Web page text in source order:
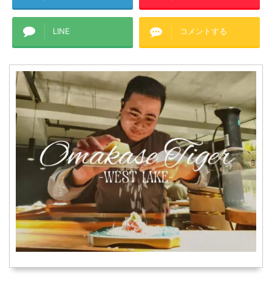
LINE コメントする